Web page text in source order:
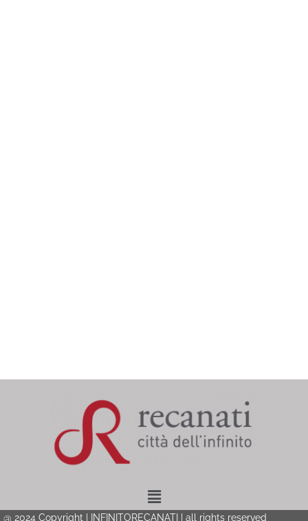
Menu
@ 2024 Copyright | INFINITORECANATI | all rights reserved